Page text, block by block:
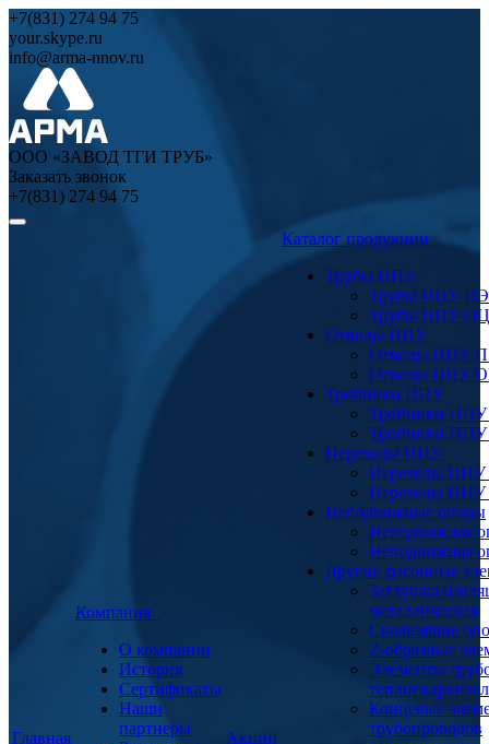
+7(831) 274 94 75
your.skype.ru
info@arma-nnov.ru
ООО «ЗАВОД ТГИ ТРУБ»
Заказать звонок
+7(831) 274 94 75
Главная
Компания
О компании
История
Сертификаты
Наши
партнеры
Акции
Каталог продукции
Трубы ППУ
Трубы ППУ ПЭ
Трубы ППУ ОЦ
Отводы ППУ
Отводы ППУ
Отводы ППУ
Тройники ППУ
Тройники
Тройники
Переходы ППУ
Переходы
Переходы
Неподвижные опоры
Неподвижная
Неподвижная
Другие фасонные
Заглушка
металлическая
Скользящие
Z-образные
Элементы
Концевые
трубопроводов